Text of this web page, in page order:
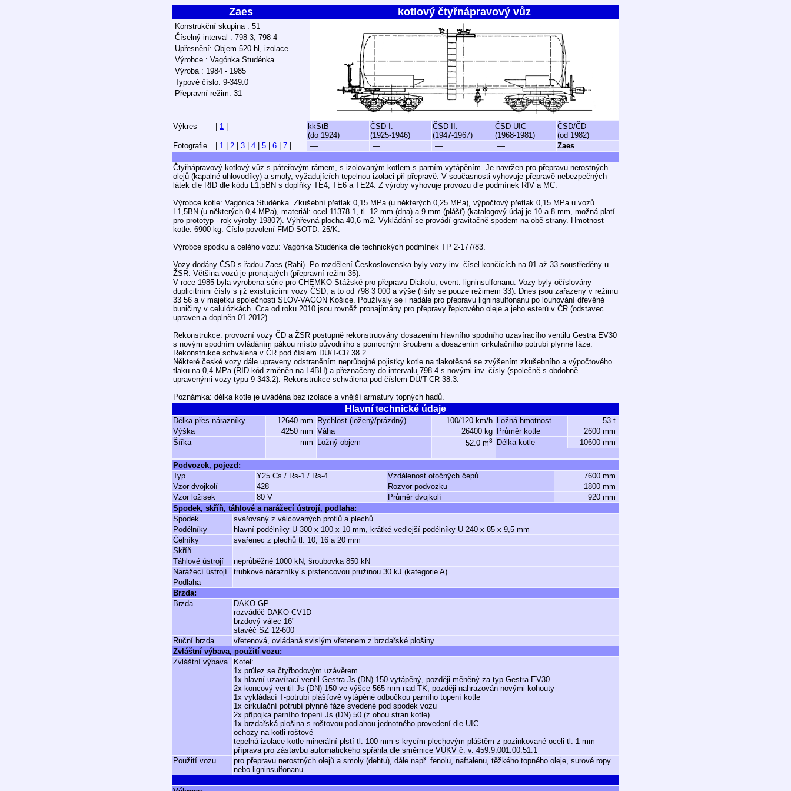
Zaes kotlový čtyřnápravový vůz
Konstrukční skupina : 51
Číselný interval : 798 3, 798 4
Upřesnění: Objem 520 hl, izolace
Výrobce : Vagónka Studénka
Výroba : 1984 - 1985
Typové číslo: 9-349.0
Přepravní režim: 31
Výkres 1
kkStB
(do 1924)
ČSD I.
(1925-1946)
ČSD II.
(1947-1967)
ČSD UIC
(1968-1981)
ČSD/ČD
(od 1982)
Fotografie
1 2 3 4 5 6 7 — — — — Zaes
Čtyřnápravový kotlový vůz s páteřovým rámem, s izolovaným kotlem s parním vytápěním. Je navržen pro přepravu nerostných
olejů (kapalné uhlovodíky) a smoly, vyžadujících tepelnou izolaci při přepravě. V současnosti vyhovuje přepravě nebezpečných
látek dle RID dle kódu L1,5BN s doplňky TE4, TE6 a TE24. Z výroby vyhovuje provozu dle podmínek RIV a MC.
Výrobce kotle: Vagónka Studénka. Zkušební přetlak 0,15 MPa (u některých 0,25 MPa), výpočtový přetlak 0,15 MPa u vozů
L1,5BN (u některých 0,4 MPa), materiál: ocel 11378.1, tl. 12 mm (dna) a 9 mm (plášť) (katalogový údaj je 10 a 8 mm, možná platí
pro prototyp - rok výroby 1980?). Výhřevná plocha 40,6 m2. Vykládání se provádí gravitačně spodem na obě strany. Hmotnost
kotle: 6900 kg. Číslo povolení FMD-SOTD: 25/K.
Výrobce spodku a celého vozu: Vagónka Studénka dle technických podmínek TP 2-177/83.
Vozy dodány ČSD s řadou Zaes (Rahi). Po rozdělení Československa byly vozy inv. čísel končících na 01 až 33 soustředěny u
ŽSR. Většina vozů je pronajatých (přepravní režim 35).
V roce 1985 byla vyrobena série pro CHEMKO Stážské pro přepravu Diakolu, event. ligninsulfonanu. Vozy byly očíslovány
duplicitními čísly s již existujícími vozy ČSD, a to od 798 3 000 a výše (lišily se pouze režimem 33). Dnes jsou zařazeny v režimu
33 56 a v majetku společnosti SLOV-VAGON Košice. Používaly se i nadále pro přepravu ligninsulfonanu po louhování dřevěné
buničiny v celulózkách. Cca od roku 2010 jsou rovněž pronajímány pro přepravy řepkového oleje a jeho esterů v ČR (odstavec
upraven a doplněn 01.2012).
Rekonstrukce: provozní vozy ČD a ŽSR postupně rekonstruovány dosazením hlavního spodního uzavíracího ventilu Gestra EV30
s novým spodním ovládáním pákou místo původního s pomocným šroubem a dosazením cirkulačního potrubí plynné fáze.
Rekonstrukce schválena v ČR pod číslem DÚ/T-CR 38.2.
Některé české vozy dále upraveny odstraněním neprůbojné pojistky kotle na tlakotěsné se zvýšením zkušebního a výpočtového
tlaku na 0,4 MPa (RID-kód změněn na L4BH) a přeznačeny do intervalu 798 4 s novými inv. čísly (společně s obdobně
upravenými vozy typu 9-343.2). Rekonstrukce schválena pod číslem DÚ/T-CR 38.3.
Poznámka: délka kotle je uváděna bez izolace a vnější armatury topných hadů.
Hlavní technické údaje
Délka přes nárazníky 12640 mm Rychlost (ložený/prázdný) 100/120 km/h Ložná hmotnost
53 t
Výška
4250 mm Váha 26400 kg Průměr kotle
2600 mm
Šířka
— mm Ložný objem 52.0 m3 Délka kotle 10600 mm
Podvozek, pojezd:
Typ
Y25 Cs / Rs-1 / Rs-4 Vzdálenost otočných čepů
7600 mm
Vzor dvojkolí
428 Rozvor podvozku
1800 mm
Vzor ložisek
80 V Průměr dvojkolí
920 mm
Spodek, skříň, táhlové a narážecí ústrojí, podlaha:
Spodek
svařovaný z válcovaných proflů a plechů
Podélníky
hlavní podélníky U 300 x 100 x 10 mm, krátké vedlejší podélníky U 240 x 85 x 9,5 mm
Čelníky
svařenec z plechů tl. 10, 16 a 20 mm
Skříň
—
Táhlové ústrojí
neprůběžné 1000 kN, šroubovka 850 kN
Narážecí ústrojí
trubkové nárazníky s prstencovou pružinou 30 kJ (kategorie A)
Podlaha
—
Brzda:
Brzda
DAKO-GP
rozváděč DAKO CV1D
brzdový válec 16"
stavěč SZ 12-600
Ruční brzda
vřetenová, ovládaná svislým vřetenem z brzdařské plošiny
Zvláštní výbava, použití vozu:
Zvláštní výbava
Kotel:
1x průlez se čtyřbodovým uzávěrem
1x hlavní uzavírací ventil Gestra Js (DN) 150 vytápěný, později měněný za typ Gestra EV30
2x koncový ventil Js (DN) 150 ve výšce 565 mm nad TK, později nahrazován novými kohouty
1x vykládací T-potrubí plášťově vytápěné odbočkou parního topení kotle
1x cirkulační potrubí plynné fáze svedené pod spodek vozu
2x přípojka parního topení Js (DN) 50 (z obou stran kotle)
1x brzdařská plošina s roštovou podlahou jednotného provedení dle UIC
ochozy na kotli roštové
tepelná izolace kotle minerální plstí tl. 100 mm s krycím plechovým pláštěm z pozinkované oceli tl. 1 mm
příprava pro zástavbu automatického spřáhla dle směrnice VÚKV č. v. 459.9.001.00.51.1
Použití vozu
pro přepravu nerostných olejů a smoly (dehtu), dále např. fenolu, naftalenu, těžkého topného oleje, surové ropy
nebo ligninsulfonanu